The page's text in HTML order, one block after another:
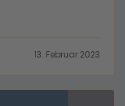
13. Februar 2023